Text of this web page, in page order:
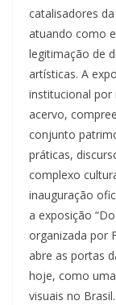
catalisadores
atuando como
legitimação de
artísticas. A
institucional por
acervo,
conjunto
práticas,
complexo
inauguração
a exposição
organizada por
abre as portas
hoje, como
visuais no